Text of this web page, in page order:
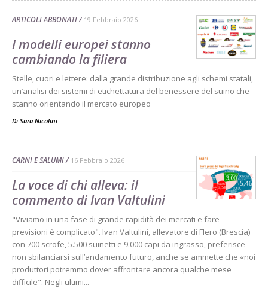
ARTICOLI ABBONATI 19 Febbraio 2026
I modelli europei stanno
cambiando la filiera
Stelle, cuori e lettere: dalla grande distribuzione agli schemi statali,
un’analisi dei sistemi di etichettatura del benessere del suino che
stanno orientando il mercato europeo
Di Sara Nicolini -
CARNI E SALUMI 16 Febbraio 2026
La voce di chi alleva: il
commento di Ivan Valtulini
"Viviamo in una fase di grande rapidità dei mercati e fare
previsioni è complicato". Ivan Valtulini, allevatore di Flero (Brescia)
con 700 scrofe, 5.500 suinetti e 9.000 capi da ingrasso, preferisce
non sbilanciarsi sull’andamento futuro, anche se ammette che «noi
produttori potremmo dover affrontare ancora qualche mese
difficile". Negli ultimi...